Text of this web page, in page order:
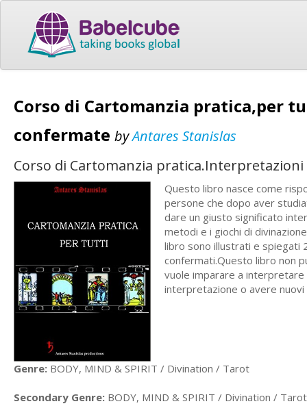
Corso di Cartomanzia pratica,per
confermate byAntares Stanislas
Corso di Cartomanzia
Questo libro nasce come
persone che dopo aver
dare un giusto significato
metodi e i giochi di
libro sono illustrati e spiegati
confermati.Questo libro non
vuole imparare a
interpretazione o avere
Genre: BODY, MIND & SPIRIT / Divination / Tarot
Secondary Genre: BODY, MIND & SPIRIT / Divination / Tarot